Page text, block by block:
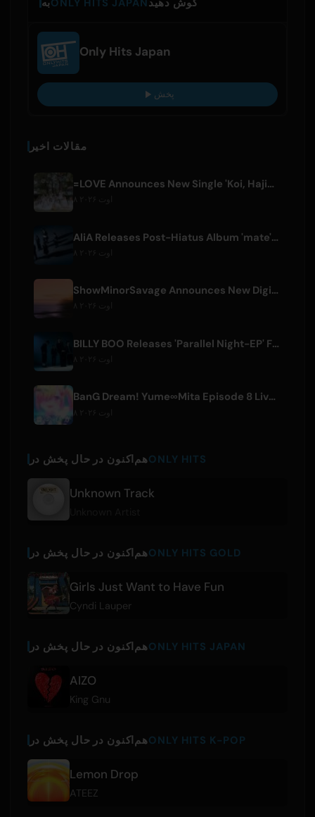
Only Hits Japan
پخش
مقالات اخیر
=LOVE Announces New Single 'Koi, Hajimemashita.' and Tokyo Dome Concerts
AliA Releases Post-Hiatus Album 'mate', Announces Tokyo Live
ShowMinorSavage Announces New Digital Single 'Gradation'
BILLY BOO Releases 'Parallel Night-EP' Featuring TV Drama Theme Song
BanG Dream! Yume∞Mita Episode 8 Live Clip Released
هم‌اکنون در حال پخش درONLY HITS
Unknown Track
هم‌اکنون در حال پخش درONLY HITS GOLD
Girls Just Want to Have Fun
Cyndi Lauper
هم‌اکنون در حال پخش درONLY HITS JAPAN
AIZO
King Gnu
هم‌اکنون در حال پخش درONLY HITS K-POP
Lemon Drop
ATEEZ